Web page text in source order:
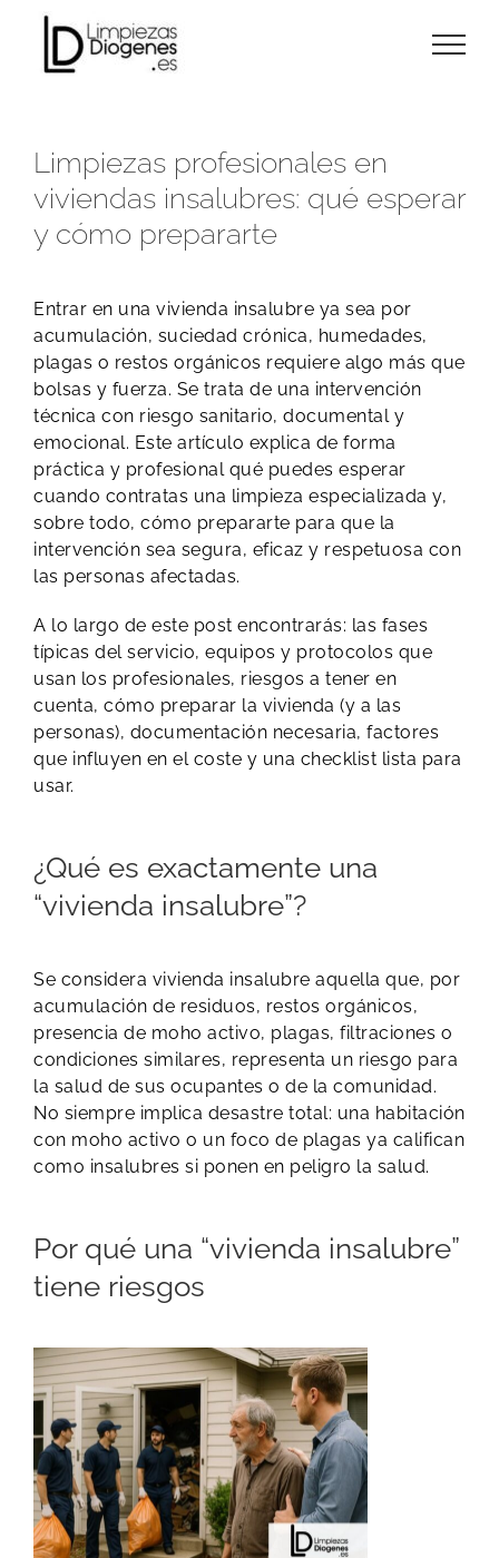
content
Limpiezas profesionales en
viviendas insalubres: qué esperar
y cómo prepararte
Entrar en una vivienda insalubre ya sea por
acumulación, suciedad crónica, humedades,
plagas o restos orgánicos requiere algo más que
bolsas y fuerza. Se trata de una intervención
técnica con riesgo sanitario, documental y
emocional. Este artículo explica de forma
práctica y profesional qué puedes esperar
cuando contratas una limpieza especializada y,
sobre todo, cómo prepararte para que la
intervención sea segura, eficaz y respetuosa con
las personas afectadas.
A lo largo de este post encontrarás: las fases
típicas del servicio, equipos y protocolos que
usan los profesionales, riesgos a tener en
cuenta, cómo preparar la vivienda (y a las
personas), documentación necesaria, factores
que influyen en el coste y una checklist lista para
usar.
¿Qué es exactamente una
“vivienda insalubre”?
Se considera vivienda insalubre aquella que, por
acumulación de residuos, restos orgánicos,
presencia de moho activo, plagas, filtraciones o
condiciones similares, representa un riesgo para
la salud de sus ocupantes o de la comunidad.
No siempre implica desastre total: una habitación
con moho activo o un foco de plagas ya califican
como insalubres si ponen en peligro la salud.
Por qué una “vivienda insalubre”
tiene riesgos